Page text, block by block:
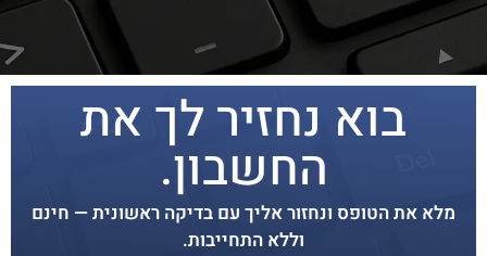
בוא נחזיר לך את
החשבון.
מלא את הטופס ונחזור אליך עם בדיקה ראשונית — חינם
וללא התחייבות.